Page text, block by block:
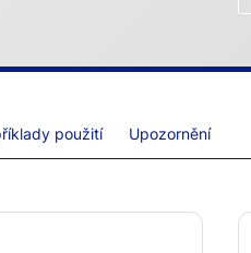
použití Upozornění